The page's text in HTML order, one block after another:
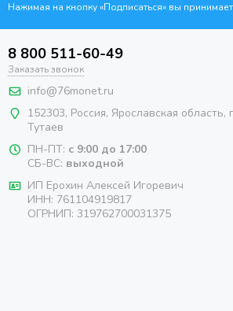
Нажимая на кнопку «Подписаться» вы
8 800 511-60-49
Заказать звонок
info@76monet.ru
152303, Россия, Ярославская область,
Тутаев
ПН-ПТ: с 9:00 до 17:00
СБ-ВС: выходной
ИП Ерохин Алексей Игоревич
ИНН: 761104919817
ОГРНИП: 319762700031375